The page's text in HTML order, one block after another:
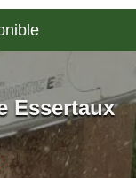
Essertaux